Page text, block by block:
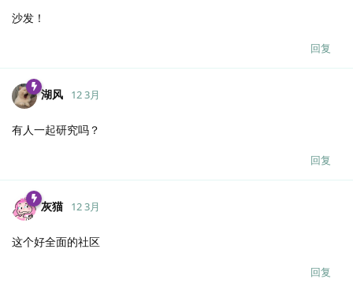
沙发！
回复
湖风 12 3月
有人一起研究吗？
回复
灰猫 12 3月
这个好全面的社区
回复